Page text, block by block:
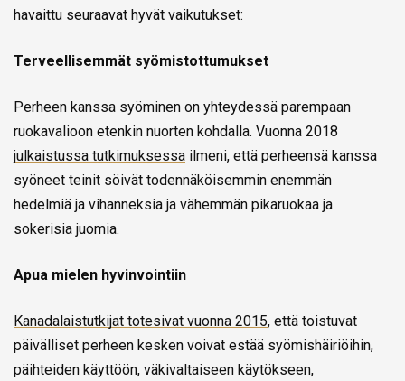
havaittu seuraavat hyvät vaikutukset:
Terveellisemmät syömistottumukset
Perheen kanssa syöminen on yhteydessä parempaan
ruokavalioon etenkin nuorten kohdalla. Vuonna 2018
julkaistussa tutkimuksessa ilmeni, että perheensä kanssa
syöneet teinit söivät todennäköisemmin enemmän
hedelmiä ja vihanneksia ja vähemmän pikaruokaa ja
sokerisia juomia.
Apua mielen hyvinvointiin
Kanadalaistutkijat totesivat vuonna 2015, että toistuvat
päivälliset perheen kesken voivat estää syömishäiriöihin,
päihteiden käyttöön, väkivaltaiseen käytökseen,